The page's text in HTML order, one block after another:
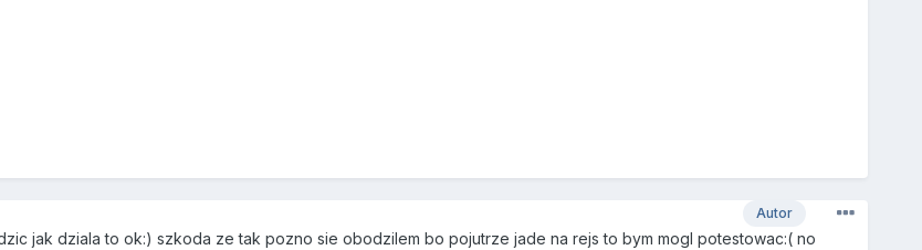
Autor
jak dziala to ok:) szkoda ze tak pozno sie obodzilem bo pojutrze jade na rejs to bym mogl potestowac:( no